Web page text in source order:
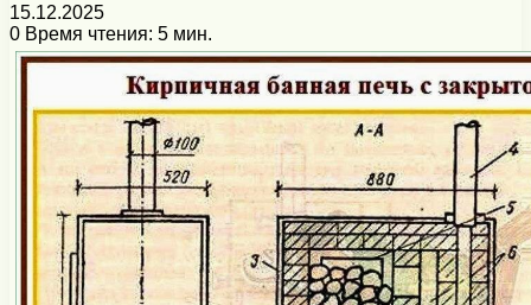
15.12.2025
0 Время чтения: 5 мин.